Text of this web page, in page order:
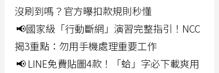
沒刷到嗎？官方曝扣款規則秒懂
📢國家級「行動斷網」演習完整指引！NCC
揭3重點：勿用手機處理重要工作
📢 LINE免費貼圖4款！「蛤」字必下載爽用